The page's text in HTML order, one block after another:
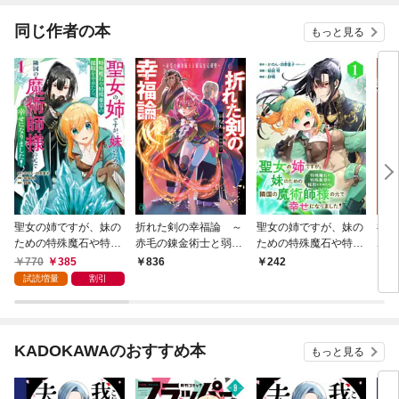
同じ作者の本 もっと見る
聖女の姉ですが、妹の
ための特殊魔石や特殊
薬草の採取をやめた
ら、隣国の魔術師様の
た！（コミック） 1巻
770 385
試読増量 割引
折れた剣の幸福論 ～
赤毛の錬金術士と弱気
な元剣聖～【電子特典
836
聖女の姉ですが、妹の
ための特殊魔石や特殊
薬草の採取をやめた
242
神
ホ
（
KADOKAWAのおすすめ本 もっと見る